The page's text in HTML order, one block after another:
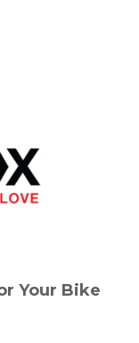
Your Bike